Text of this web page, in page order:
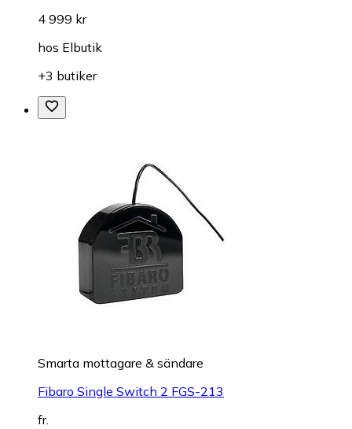
4 999 kr
hos Elbutik
+3 butiker
Smarta mottagare & sändare
Fibaro Single Switch 2 FGS-213
fr.